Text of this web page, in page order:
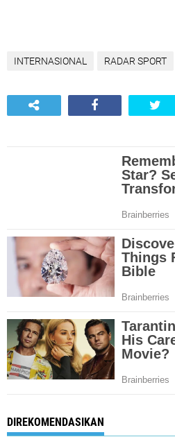
INTERNASIONAL RADAR SPORT
DIREKOMENDASIKAN